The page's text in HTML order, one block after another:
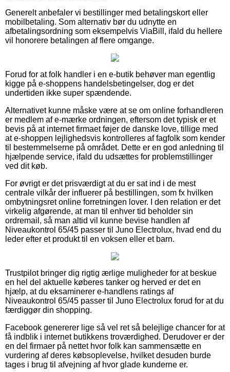
Generelt anbefaler vi bestillinger med betalingskort eller
mobilbetaling. Som alternativ bør du udnytte en
afbetalingsordning som eksempelvis ViaBill, ifald du hellere
vil honorere betalingen af flere omgange.
Forud for at folk handler i en e-butik behøver man egentlig
kigge på e-shoppens handelsbetingelser, dog er det
undertiden ikke super spændende.
Alternativet kunne måske være at se om online forhandleren
er medlem af e-mærke ordningen, eftersom det typisk er et
bevis på at internet firmaet føjer de danske love, tillige med
at e-shoppen lejlighedsvis kontrolleres af fagfolk som kender
til bestemmelserne på området. Dette er en god anledning til
hjælpende service, ifald du udsættes for problemstillinger
ved dit køb.
For øvrigt er det prisværdigt at du er sat ind i de mest
centrale vilkår der influerer på bestillingen, som fx hvilken
ombytningsret online forretningen lover. I den relation er det
virkelig afgørende, at man til enhver tid beholder sin
ordremail, så man altid vil kunne bevise handlen af
Niveaukontrol 65/45 passer til Juno Electrolux, hvad end du
leder efter et produkt til en voksen eller et barn.
Trustpilot bringer dig rigtig ærlige muligheder for at beskue
en hel del aktuelle køberes tanker og herved er det en
hjælp, at du eksaminerer e-handlens ratings af
Niveaukontrol 65/45 passer til Juno Electrolux forud for at du
færdiggør din shopping.
Facebook genererer lige så vel ret så belejlige chancer for at
få indblik i internet butikkens troværdighed. Derudover er der
en del firmaer på nettet hvor folk kan sammensætte en
vurdering af deres købsoplevelse, hvilket desuden burde
tages i brug til afvejning af hvor glade kunderne er.